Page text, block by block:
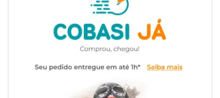
Algumas características do Painel Decorativo Soma são:
Material de alta qualidade atóxico, sem mau cheiro e inerte;
Imagem em alta definição;
PVC Autoadesivo que garante imagem lisa e sem rugas;
realista.